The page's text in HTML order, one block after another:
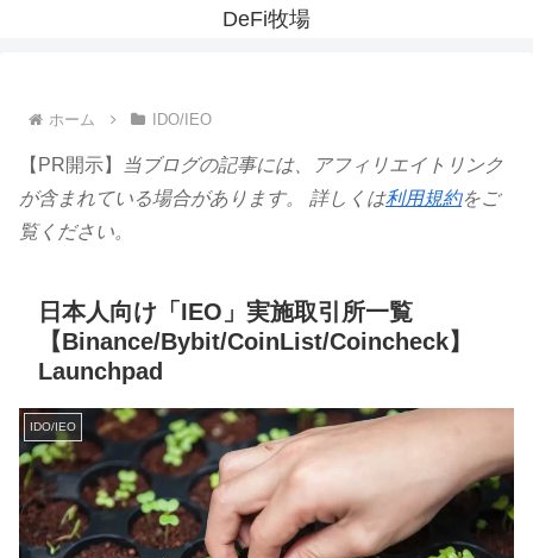
DeFi牧場
ホーム IDO/IEO
【PR開示】
当ブログの記事には、アフィリエイトリンク
が含まれている場合があります。 詳しくは利用規約をご
覧ください。
日本人向け「IEO」実施取引所一覧
【Binance/Bybit/CoinList/Coincheck】
Launchpad
IDO/IEO